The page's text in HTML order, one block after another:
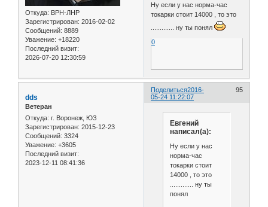
Откуда: ВРН-ЛНР
Зарегистрирован: 2016-02-02
Сообщений: 8889
Уважение: +18220
Последний визит:
2026-07-20 12:30:59
Ну если у нас норма-час
токарки стоит 14000 , то это
............. ну ты понял
0
Поделиться 95
2016-
05-24 11:22:07
dds
Ветеран
Откуда: г. Воронеж, ЮЗ
Зарегистрирован: 2015-12-23
Сообщений: 3324
Уважение: +3605
Последний визит:
2023-12-11 08:41:36
Евгений
написал(а):
Ну если у нас
норма-час
токарки стоит
14000 , то это
............. ну ты
понял